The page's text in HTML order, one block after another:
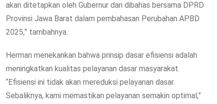
akan ditetapkan oleh Gubernur dan dibahas bersama DPRD
Provinsi Jawa Barat dalam pembahasan Perubahan APBD
2025,” tambahnya.
Herman menekankan bahwa prinsip dasar efisiensi adalah
meningkatkan kualitas pelayanan dasar masyarakat.
“Efisiensi ini tidak akan mereduksi pelayanan dasar.
Sebaliknya, kami memastikan pelayanan semakin optimal,”